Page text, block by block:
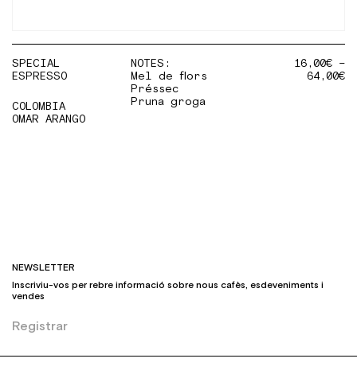
SPECIAL
ESPRESSO
COLOMBIA
OMAR ARANGO
NOTES:
Mel de flors
Préssec
Pruna groga
16,00€–
64,00€
NEWSLETTER
Inscriviu-vos per rebre informació sobre nous cafès, esdeveniments i
vendes
Registrar